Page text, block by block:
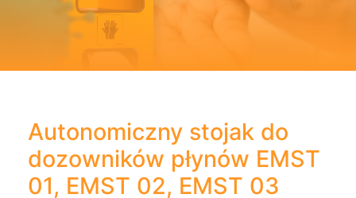
Autonomiczny stojak do
dozowników płynów EMST
01, EMST 02, EMST 03